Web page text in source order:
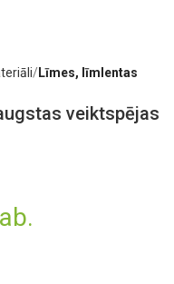
Līmes, līmlentas
veiktspējas